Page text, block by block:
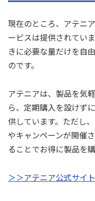
現在のところ、アテニ
ービスは提供されてい
きに必要な量だけを自
のです。
アテニアは、製品を気
ら、定期購入を設けず
供しています。ただし
やキャンペーンが開催
ることでお得に製品を
＞＞アテニア公式サイト